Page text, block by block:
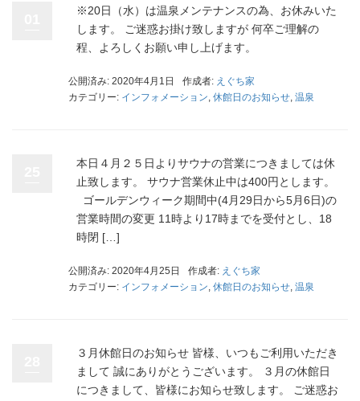
※20日（水）は温泉メンテナンスの為、お休みいた
します。 ご迷惑お掛け致しますが 何卒ご理解の
程、よろしくお願い申し上げます。
公開済み: 2020年4月1日 作成者: えぐち家
カテゴリー: インフォメーション, 休館日のお知らせ, 温泉
本日４月２５日よりサウナの営業につきましては休
止致します。 サウナ営業休止中は400円とします。
ゴールデンウィーク期間中(4月29日から5月6日)の
営業時間の変更 11時より17時までを受付とし、18
時閉 […]
公開済み: 2020年4月25日 作成者: えぐち家
カテゴリー: インフォメーション, 休館日のお知らせ, 温泉
３月休館日のお知らせ 皆様、いつもご利用いただき
まして 誠にありがとうございます。 ３月の休館日
につきまして、皆様にお知らせ致します。 ご迷惑お